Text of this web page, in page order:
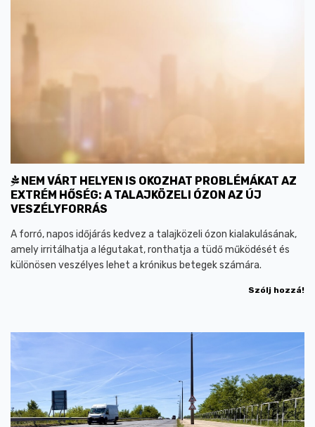
NEM VÁRT HELYEN IS OKOZHAT PROBLÉMÁKAT AZ
EXTRÉM HŐSÉG: A TALAJKÖZELI ÓZON AZ ÚJ
VESZÉLYFORRÁS
A forró, napos időjárás kedvez a talajközeli ózon kialakulásának,
amely irritálhatja a légutakat, ronthatja a tüdő működését és
különösen veszélyes lehet a krónikus betegek számára.
Szólj hozzá!